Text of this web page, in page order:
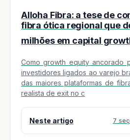
Alloha Fibra: a tese de
fibra ótica regional que
milhões em capital
Como growth equity ancorado
investidores ligados ao varejo
das maiores plataformas de
realista de exit no c
Neste artigo 7